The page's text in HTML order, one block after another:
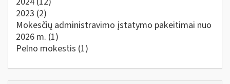
2023 (2)
Mokesčių administravimo įstatymo pakeitimai nuo
2026 m. (1)
Pelno mokestis (1)